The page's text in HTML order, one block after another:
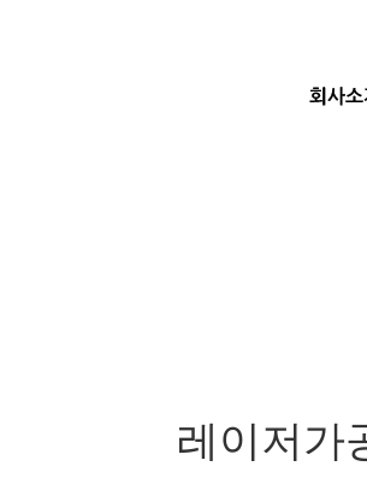
레이저가